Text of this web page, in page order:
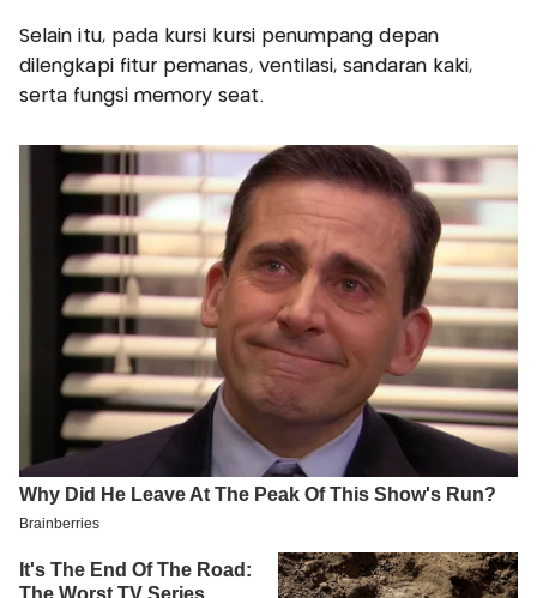
Selain itu, pada kursi kursi penumpang depan
dilengkapi fitur pemanas, ventilasi, sandaran kaki,
serta fungsi memory seat.